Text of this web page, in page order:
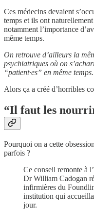
Ces médecins devaient
temps et ils ont
notamment l’importance
même temps.
On retrouve d’ailleurs la
psychiatriques où on
“patient·es” en même temps.
Alors ça a créé d’horribles
“Il faut les
Pourquoi on a cette
parfois ?
Ce conseil remonte à
Dr William Cadogan
infirmières du
institution qui
jour.